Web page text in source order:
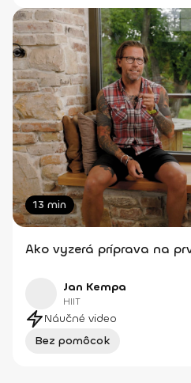
13 min
Ako vyzerá príprava na
Jan Kempa
HIIT
Náučné video
Bez pomôcok